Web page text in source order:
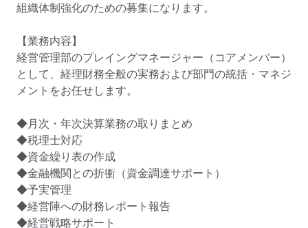
組織体制強化のための募集になります。
【業務内容】
経営管理部のプレイングマネージャー（コアメンバー）
として、経理財務全般の実務および部門の統括・マネジ
メントをお任せします。
◆月次・年次決算業務の取りまとめ
◆税理士対応
◆資金繰り表の作成
◆金融機関との折衝（資金調達サポート）
◆予実管理
◆経営陣への財務レポート報告
◆経営戦略サポート